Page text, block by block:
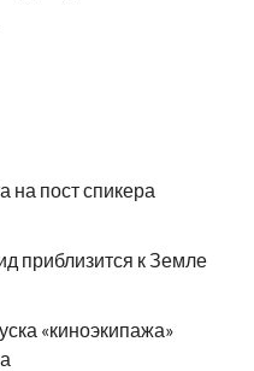
на пост спикера
приблизится к Земле
«киноэкипажа»